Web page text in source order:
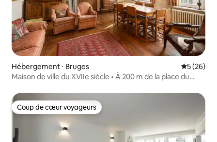
Hébergement ⋅ Bruges
5 (26)
Maison de ville du XVIIe siècle • À 200 m de la place du
Coup de cœur voyageurs
Coup de cœur voyageurs